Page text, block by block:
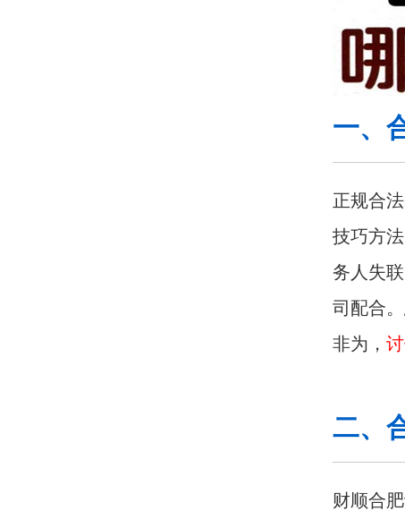
一、
正规合
技巧方
务人失
司配合
非为，
二、
财顺合